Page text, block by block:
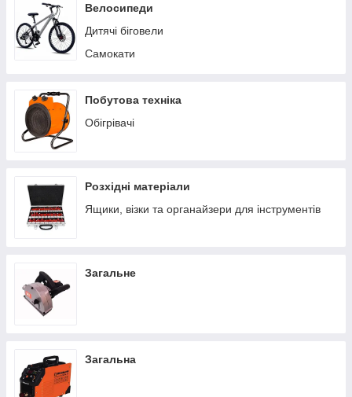
Теплиці/парники
Вольєри
Ручні сівалки
Велосипеди
Дитячі біговели
Самокати
Побутова техніка
Обігрівачі
Розхідні матеріали
Ящики, візки та органайзери для інструментів
Загальне
Загальна